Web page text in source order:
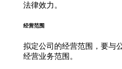
法律效力。
经营范围
拟定公司的经营范围，要与
经营业务范围。